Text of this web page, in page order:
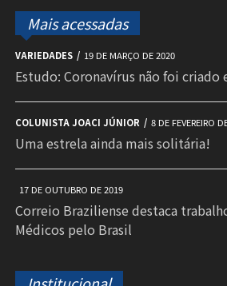
Mais acessadas
VARIEDADES 19 DE MARÇO DE 2020
Estudo: Coronavírus não foi
COLUNISTA JOACI JÚNIOR 8 DE FEVEREIRO
Uma estrela ainda mais solitária!
17 DE OUTUBRO DE 2019
Correio Braziliense destaca
Médicos pelo Brasil